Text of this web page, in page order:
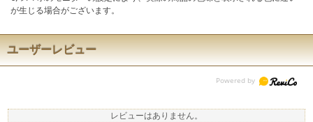
が生じる場合がございます。
ユーザーレビュー
レビューはありません。